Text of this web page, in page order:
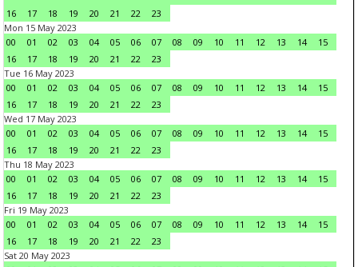
16
17 18 19 20 21 22
23
Mon 15 May 2023
00
01 02 03 04 05 06 07 08 09 10 11 12 13 14
15
16
17 18 19 20 21 22
23
Tue 16 May 2023
00
01 02 03 04 05 06 07 08 09 10 11 12 13 14
15
16
17 18 19 20 21 22
23
Wed 17 May 2023
00
01 02 03 04 05 06 07 08 09 10 11 12 13 14
15
16
17 18 19 20 21 22
23
Thu 18 May 2023
00
01 02 03 04 05 06 07 08 09 10 11 12 13 14
15
16
17 18 19 20 21 22
23
Fri 19 May 2023
00
01 02 03 04 05 06 07 08 09 10 11 12 13 14
15
16
17 18 19 20 21 22
23
Sat 20 May 2023